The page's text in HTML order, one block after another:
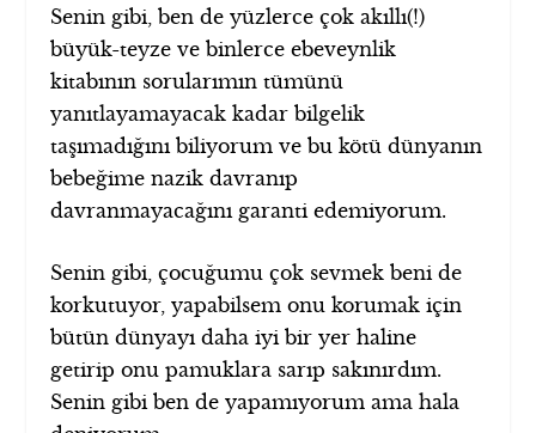
Senin gibi, ben de yüzlerce çok akıllı(!)
büyük-teyze ve binlerce ebeveynlik
kitabının sorularımın tümünü
yanıtlayamayacak kadar bilgelik
taşımadığını biliyorum ve bu kötü dünyanın
bebeğime nazik davranıp
davranmayacağını garanti edemiyorum.
Senin gibi, çocuğumu çok sevmek beni de
korkutuyor, yapabilsem onu korumak için
bütün dünyayı daha iyi bir yer haline
getirip onu pamuklara sarıp sakınırdım.
Senin gibi ben de yapamıyorum ama hala